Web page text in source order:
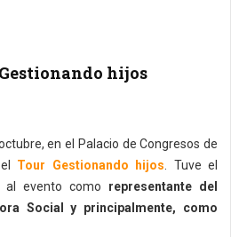
hijos
en el Palacio de Congresos de
Tour Gestionando hijos . Tuve el
al evento como representante del
Social y principalmente, como